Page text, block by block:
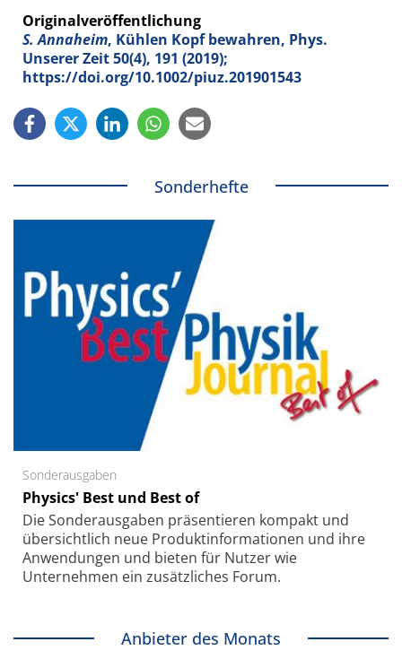
Originalveröffentlichung
S. Annaheim, Kühlen Kopf bewahren, Phys.
Unserer Zeit50(4), 191 (2019);
https://doi.org/10.1002/piuz.201901543
Sonderhefte
Sonderausgaben
Physics' Best und Best of
Die Sonder­ausgaben präsentieren kompakt und
übersichtlich neue Produkt­informationen und ihre
Anwendungen und bieten für Nutzer wie
Unternehmen ein zusätzliches Forum.
Anbieter des Monats